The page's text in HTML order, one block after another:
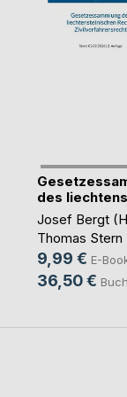
des
Josef Bergt
Thomas Stern
9,99 € E-
36,50 € Buch